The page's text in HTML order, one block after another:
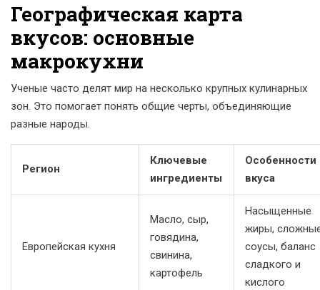
Географическая карта
вкусов: основные
макрокухни
Ученые часто делят мир на несколько крупных кулинарных
зон. Это помогает понять общие черты, объединяющие
разные народы.
Регион
Ключевые
ингредиенты
Особенности
вкуса
Европейская кухня
Масло, сыр,
говядина,
свинина,
картофель
Насыщенные
жиры,
соусы, баланс
сладкого и
кислого